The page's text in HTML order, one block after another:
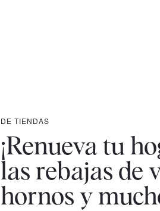
DE TIENDAS
¡Renueva tu
las rebajas de
hornos y